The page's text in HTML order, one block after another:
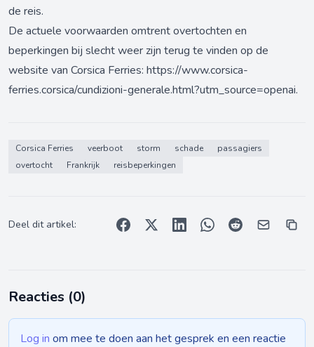
de reis.
De actuele voorwaarden omtrent overtochten en
beperkingen bij slecht weer zijn terug te vinden op de
website van Corsica Ferries: https://www.corsica-
ferries.corsica/cundizioni-generale.html?utm_source=openai.
Corsica Ferries veerboot storm schade
passagiers
overtocht
Frankrijk reisbeperkingen
Deel dit artikel:
Reacties (0)
Log in om mee te doen aan het gesprek en een reactie